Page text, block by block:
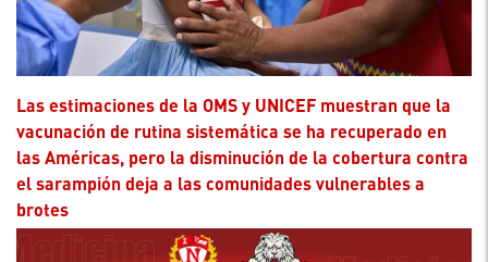
Las estimaciones de la OMS y UNICEF muestran que la
vacunación de rutina sistemática se ha recuperado en
las Américas, pero la disminución de la cobertura contra
el sarampión deja a las comunidades vulnerables a
brotes